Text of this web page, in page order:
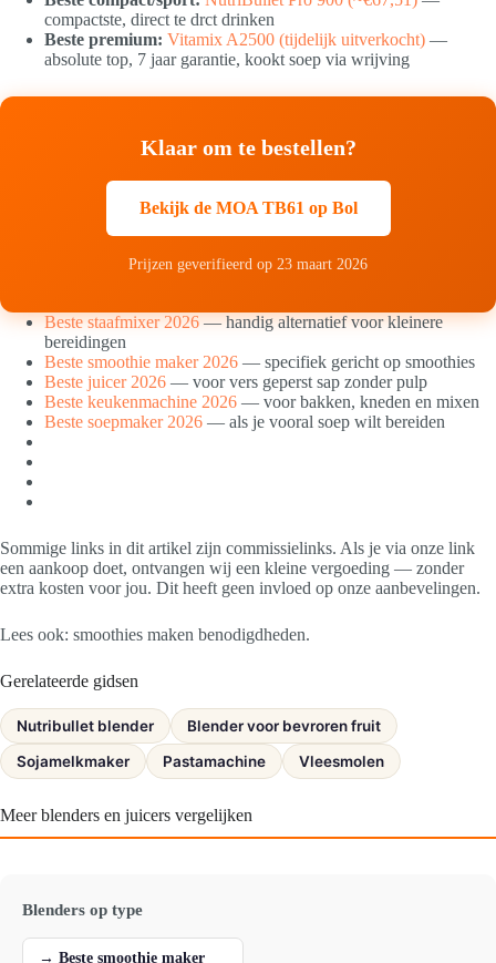
compactste, direct te drct drinken
Beste premium: Vitamix A2500 (tijdelijk uitverkocht) —
absolute top, 7 jaar garantie, kookt soep via wrijving
Klaar om te bestellen?
Bekijk de MOA TB61 op Bol
Prijzen geverifieerd op 23 maart 2026
Beste staafmixer 2026— handig alternatief voor kleinere
bereidingen
Beste smoothie maker 2026 — specifiek gericht op smoothies
Beste juicer 2026 — voor vers geperst sap zonder pulp
Beste keukenmachine 2026 — voor bakken, kneden en mixen
Beste soepmaker 2026 — als je vooral soep wilt bereiden
Sommige links in dit artikel zijn commissielinks. Als je via onze link
een aankoop doet, ontvangen wij een kleine vergoeding — zonder
extra kosten voor jou. Dit heeft geen invloed op onze aanbevelingen.
Lees ook: smoothies maken benodigdheden.
Gerelateerde gidsen
Nutribullet blender
Blender voor bevroren fruit
Sojamelkmaker
Pastamachine Vleesmolen
Meer blenders en juicers vergelijken
Blenders op type
→ Beste smoothie maker